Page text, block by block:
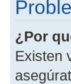
¿Por
Existen